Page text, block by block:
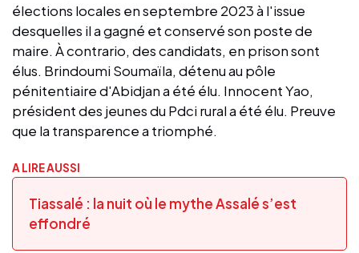
élections locales en septembre 2023 à l'issue
desquelles il a gagné et conservé son poste de
maire. À contrario, des candidats, en prison sont
élus. Brindoumi Soumaïla, détenu au pôle
pénitentiaire d'Abidjan a été élu. Innocent Yao,
président des jeunes du Pdci rural a été élu. Preuve
que la transparence a triomphé.
A LIRE AUSSI
Tiassalé : la nuit où le mythe Assalé s’est
effondré